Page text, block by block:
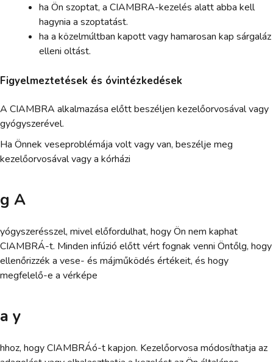
ha Ön szoptat, a CIAMBRA-kezelés alatt abba kell
hagynia a szoptatást.
ha a közelmúltban kapott vagy hamarosan kap sárgaláz
elleni oltást.
Figyelmeztetések és óvintézkedések
A CIAMBRA alkalmazása előtt beszéljen kezelőorvosával vagy
gyógyszerével.
Ha Önnek veseproblémája volt vagy van, beszélje meg
kezelőorvosával vagy a kórházi
g A
yógyszerésszel, mivel előfordulhat, hogy Ön nem kaphat
CIAMBRÁ-t. Minden infúzió előtt vért fognak venni Öntőlg, hogy
ellenőrizzék a vese- és májműködés értékeit, és hogy
megfelelő-e a vérképe
a y
hhoz, hogy CIAMBRÁó-t kapjon. Kezelőorvosa módosíthatja az